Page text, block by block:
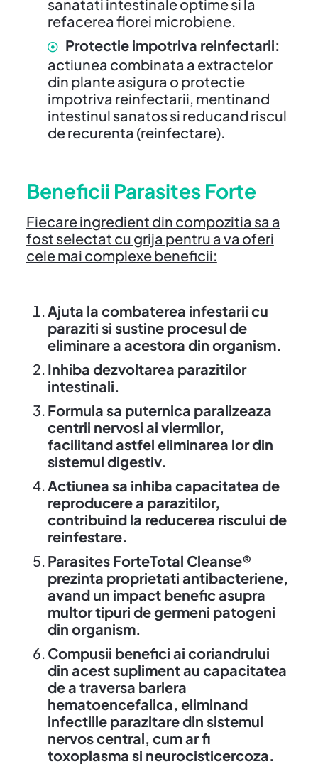
sanatati intestinale optime si la
refacerea florei microbiene.
Protectie impotriva reinfectarii:
actiunea combinata a extractelor
din plante asigura o protectie
impotriva reinfectarii, mentinand
intestinul sanatos si reducand riscul
de recurenta (reinfectare).
Beneficii Parasites Forte
Fiecare ingredient din compozitia sa a
fost selectat cu grija pentru a va oferi
cele mai complexe beneficii:
Ajuta la combaterea infestarii cu
paraziti si sustine procesul de
eliminare a acestora din organism.
Inhiba dezvoltarea parazitilor
intestinali.
Formula sa puternica paralizeaza
centrii nervosi ai viermilor,
facilitand astfel eliminarea lor din
sistemul digestiv.
Actiunea sa inhiba capacitatea de
reproducere a parazitilor,
contribuind la reducerea riscului de
reinfestare.
Parasites ForteTotal Cleanse®
prezinta proprietati antibacteriene,
avand un impact benefic asupra
multor tipuri de germeni patogeni
din organism.
Compusii benefici ai coriandrului
din acest supliment au capacitatea
de a traversa bariera
hematoencefalica, eliminand
infectiile parazitare din sistemul
nervos central, cum ar fi
toxoplasma si neurocisticercoza.